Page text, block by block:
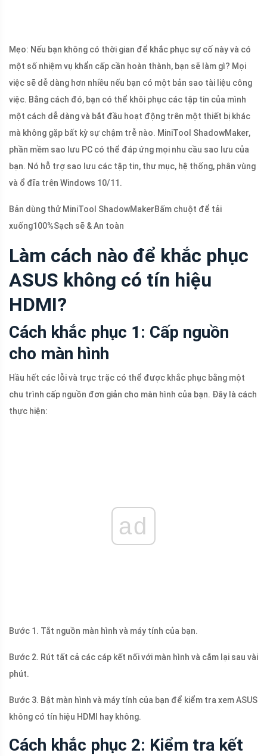
Mẹo: Nếu bạn không có thời gian để khắc phục sự cố này và có
một số nhiệm vụ khẩn cấp cần hoàn thành, bạn sẽ làm gì? Mọi
việc sẽ dễ dàng hơn nhiều nếu bạn có một bản sao tài liệu công
việc. Bằng cách đó, bạn có thể khôi phục các tập tin của mình
một cách dễ dàng và bắt đầu hoạt động trên một thiết bị khác
mà không gặp bất kỳ sự chậm trễ nào. MiniTool ShadowMaker,
phần mềm sao lưu PC có thể đáp ứng mọi nhu cầu sao lưu của
bạn. Nó hỗ trợ sao lưu các tập tin, thư mục, hệ thống, phân vùng
và ổ đĩa trên Windows 10/11.
Bản dùng thử MiniTool ShadowMakerBấm chuột để tải
xuống100%Sạch sẽ & An toàn
Làm cách nào để khắc phục
ASUS không có tín hiệu
HDMI?
Cách khắc phục 1: Cấp nguồn
cho màn hình
Hầu hết các lỗi và trục trặc có thể được khắc phục bằng một
chu trình cấp nguồn đơn giản cho màn hình của bạn. Đây là cách
thực hiện:
ad
Bước 1. Tắt nguồn màn hình và máy tính của bạn.
Bước 2. Rút tất cả các cáp kết nối với màn hình và cắm lại sau vài
phút.
Bước 3. Bật màn hình và máy tính của bạn để kiểm tra xem ASUS
không có tín hiệu HDMI hay không.
Cách khắc phục 2: Kiểm tra kết